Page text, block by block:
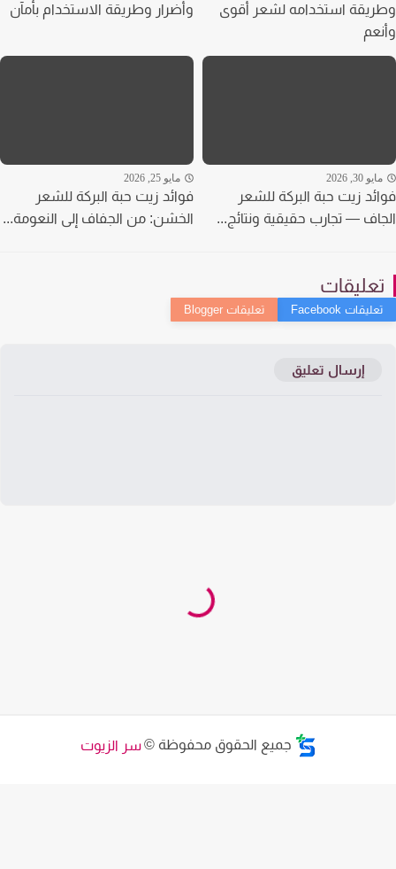
استخدامه لشعر أقوى
وأضرار وطريقة الاستخدام بأمآن
30, 2026
زيت حبة البركة للشعر
— تجارب حقيقية ونتائج...
مايو 25, 2026
فوائد زيت حبة البركة للشعر
الخشن: من الجفاف إلى النعومة...
إرسال تعليق
جميع الحقوق محفوظة © سر الزيوت